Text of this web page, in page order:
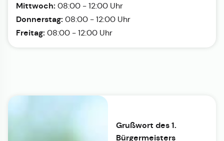
Mittwoch: 08:00 - 12:00 Uhr
Donnerstag: 08:00 - 12:00 Uhr
Freitag: 08:00 - 12:00 Uhr
Grußwort des 1.
Bürgermeisters